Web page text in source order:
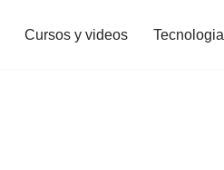
Cursos y videos Tecnologia